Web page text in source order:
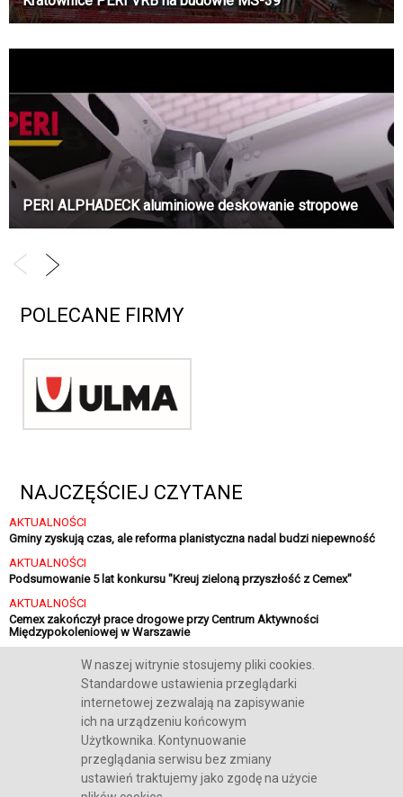
W naszej witrynie stosujemy pliki cookies.
Standardowe ustawienia przeglądarki
internetowej zezwalają na zapisywanie
ich na urządzeniu końcowym
Użytkownika. Kontynuowanie
przeglądania serwisu bez zmiany
ustawień traktujemy jako zgodę na użycie
PERI ALPHADECK aluminiowe deskowanie stropowe
POLECANE FIRMY
NAJCZĘŚCIEJ CZYTANE
AKTUALNOŚCI
Gminy zyskują czas, ale reforma planistyczna nadal budzi niepewność
AKTUALNOŚCI
Podsumowanie 5 lat konkursu "Kreuj zieloną przyszłość z Cemex"
AKTUALNOŚCI
Cemex zakończył prace drogowe przy Centrum Aktywności
Międzypokoleniowej w Warszawie
Sika finalizuje strategiczną inwestycję w Polsce
REKLAMA KONTAKT POLITYKA COOKIES